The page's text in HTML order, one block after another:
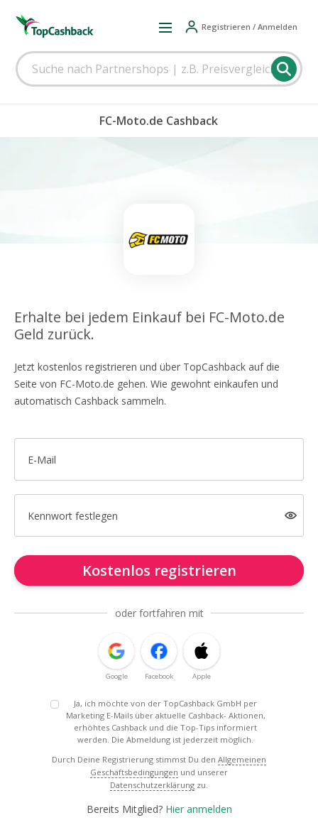
Registrieren / Anmelden
FC-Moto.de Cashback
Erhalte bei jedem Einkauf bei FC-Moto.de
Geld zurück.
Jetzt kostenlos registrieren und über TopCashback auf die
Seite von FC-Moto.de gehen. Wie gewohnt einkaufen und
automatisch Cashback sammeln.
E-Mail
Kennwort festlegen
Kostenlos registrieren
oder fortfahren mit
Google Facebook Apple
Ja, ich möchte von der TopCashback GmbH per
Marketing E-Mails über aktuelle Cashback- Aktionen,
erhöhtes Cashback und die Top-Tips informiert
werden. Die Abmeldung ist jederzeit möglich.
Durch Deine Registrierung stimmst Du den Allgemeinen
Geschäftsbedingungen und unserer
Datenschutzerklärung zu.
Bereits Mitglied? Hier anmelden